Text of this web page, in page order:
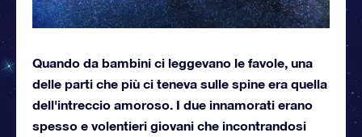
Quando da bambini ci leggevano le favole, una
delle parti che più ci teneva sulle spine era quella
dell'intreccio amoroso. I due innamorati erano
spesso e volentieri giovani che incontrandosi